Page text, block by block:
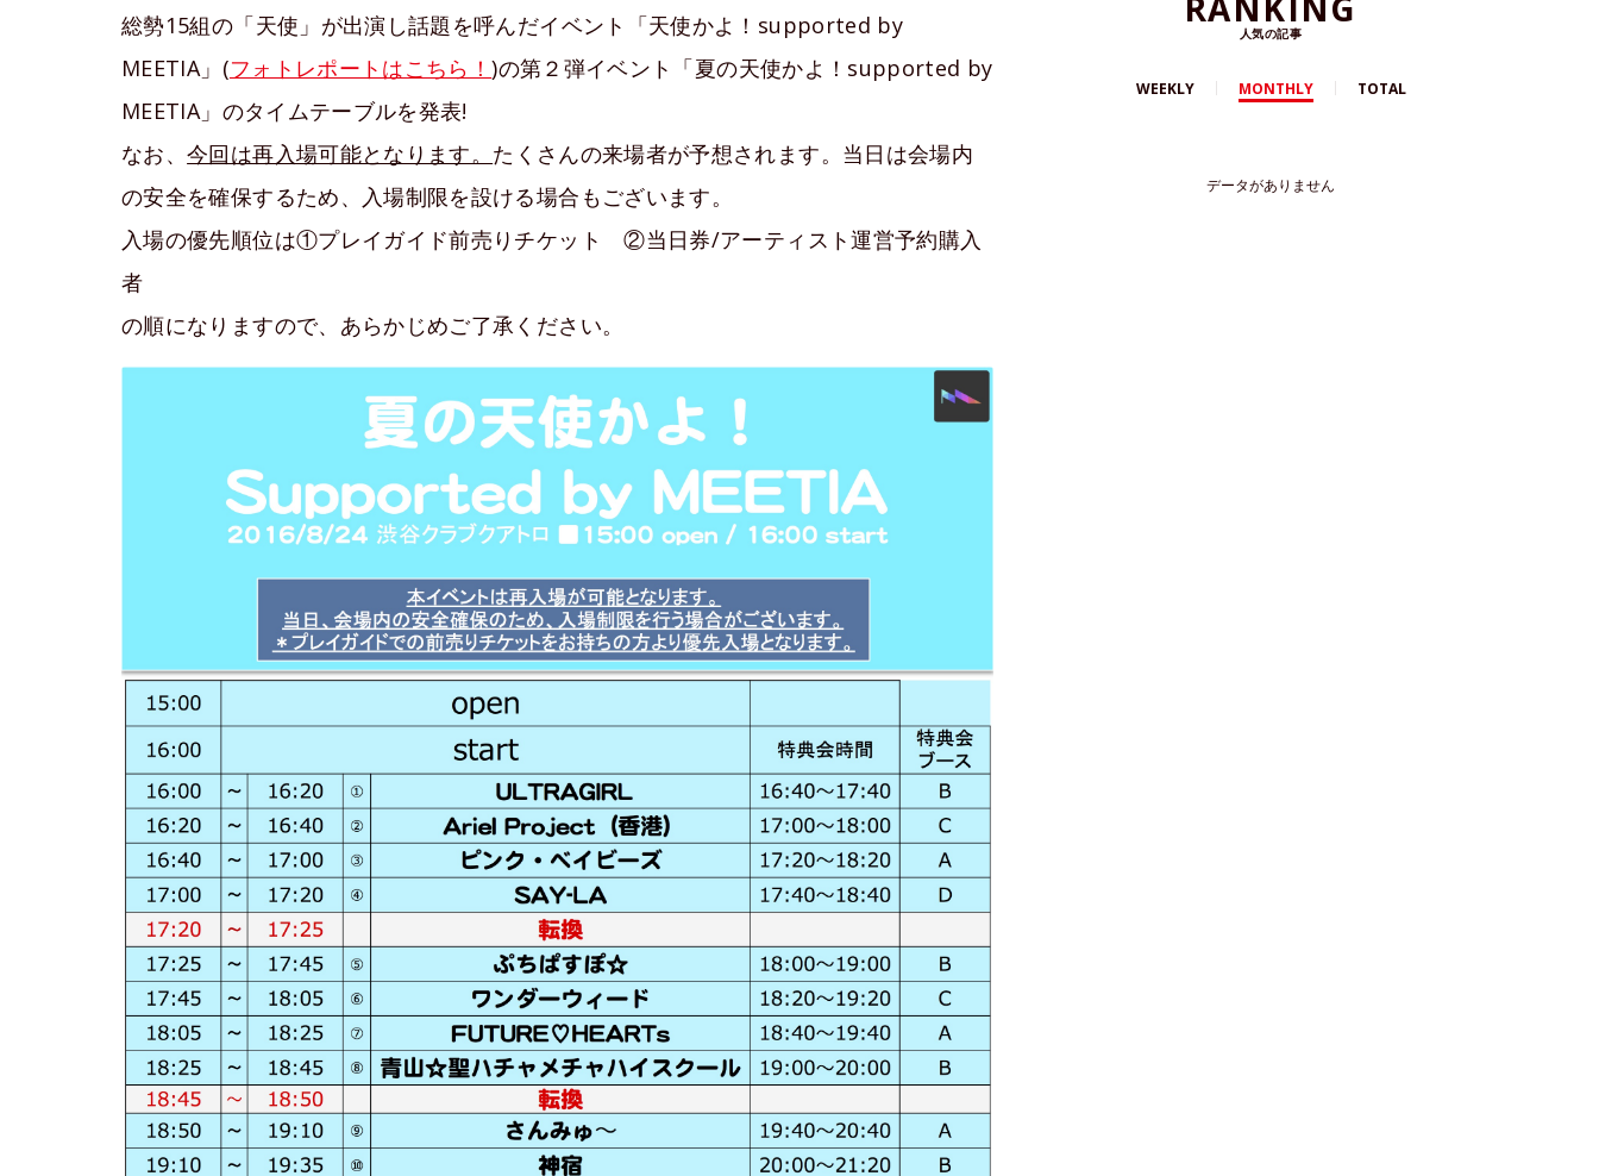
総勢15組の「天使」が出演し話題を呼んだイベント「天使かよ！supported by
MEETIA」(フォトレポートはこちら！)の第２弾イベント「夏の天使かよ！supported by
MEETIA」のタイムテーブルを発表!
なお、今回は再入場可能となります。 たくさんの来場者が予想されます。当日は会場内
の安全を確保するため、入場制限を設ける場合もございます。
入場の優先順位は①プレイガイド前売りチケット ②当日券/アーティスト運営予約購入
者
の順になりますので、あらかじめご了承ください。
人気の記事
WEEKLY MONTHLY TOTAL
データがありません